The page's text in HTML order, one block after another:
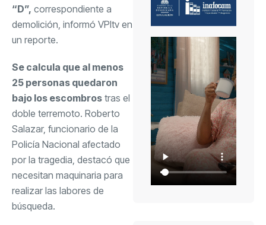
“D”, correspondiente a
demolición, informó VPItv en
un reporte.
Se calcula que al menos
25 personas quedaron
bajo los escombros tras el
doble terremoto. Roberto
Salazar, funcionario de la
Policía Nacional afectado
por la tragedia, destacó que
necesitan maquinaria para
realizar las labores de
búsqueda.